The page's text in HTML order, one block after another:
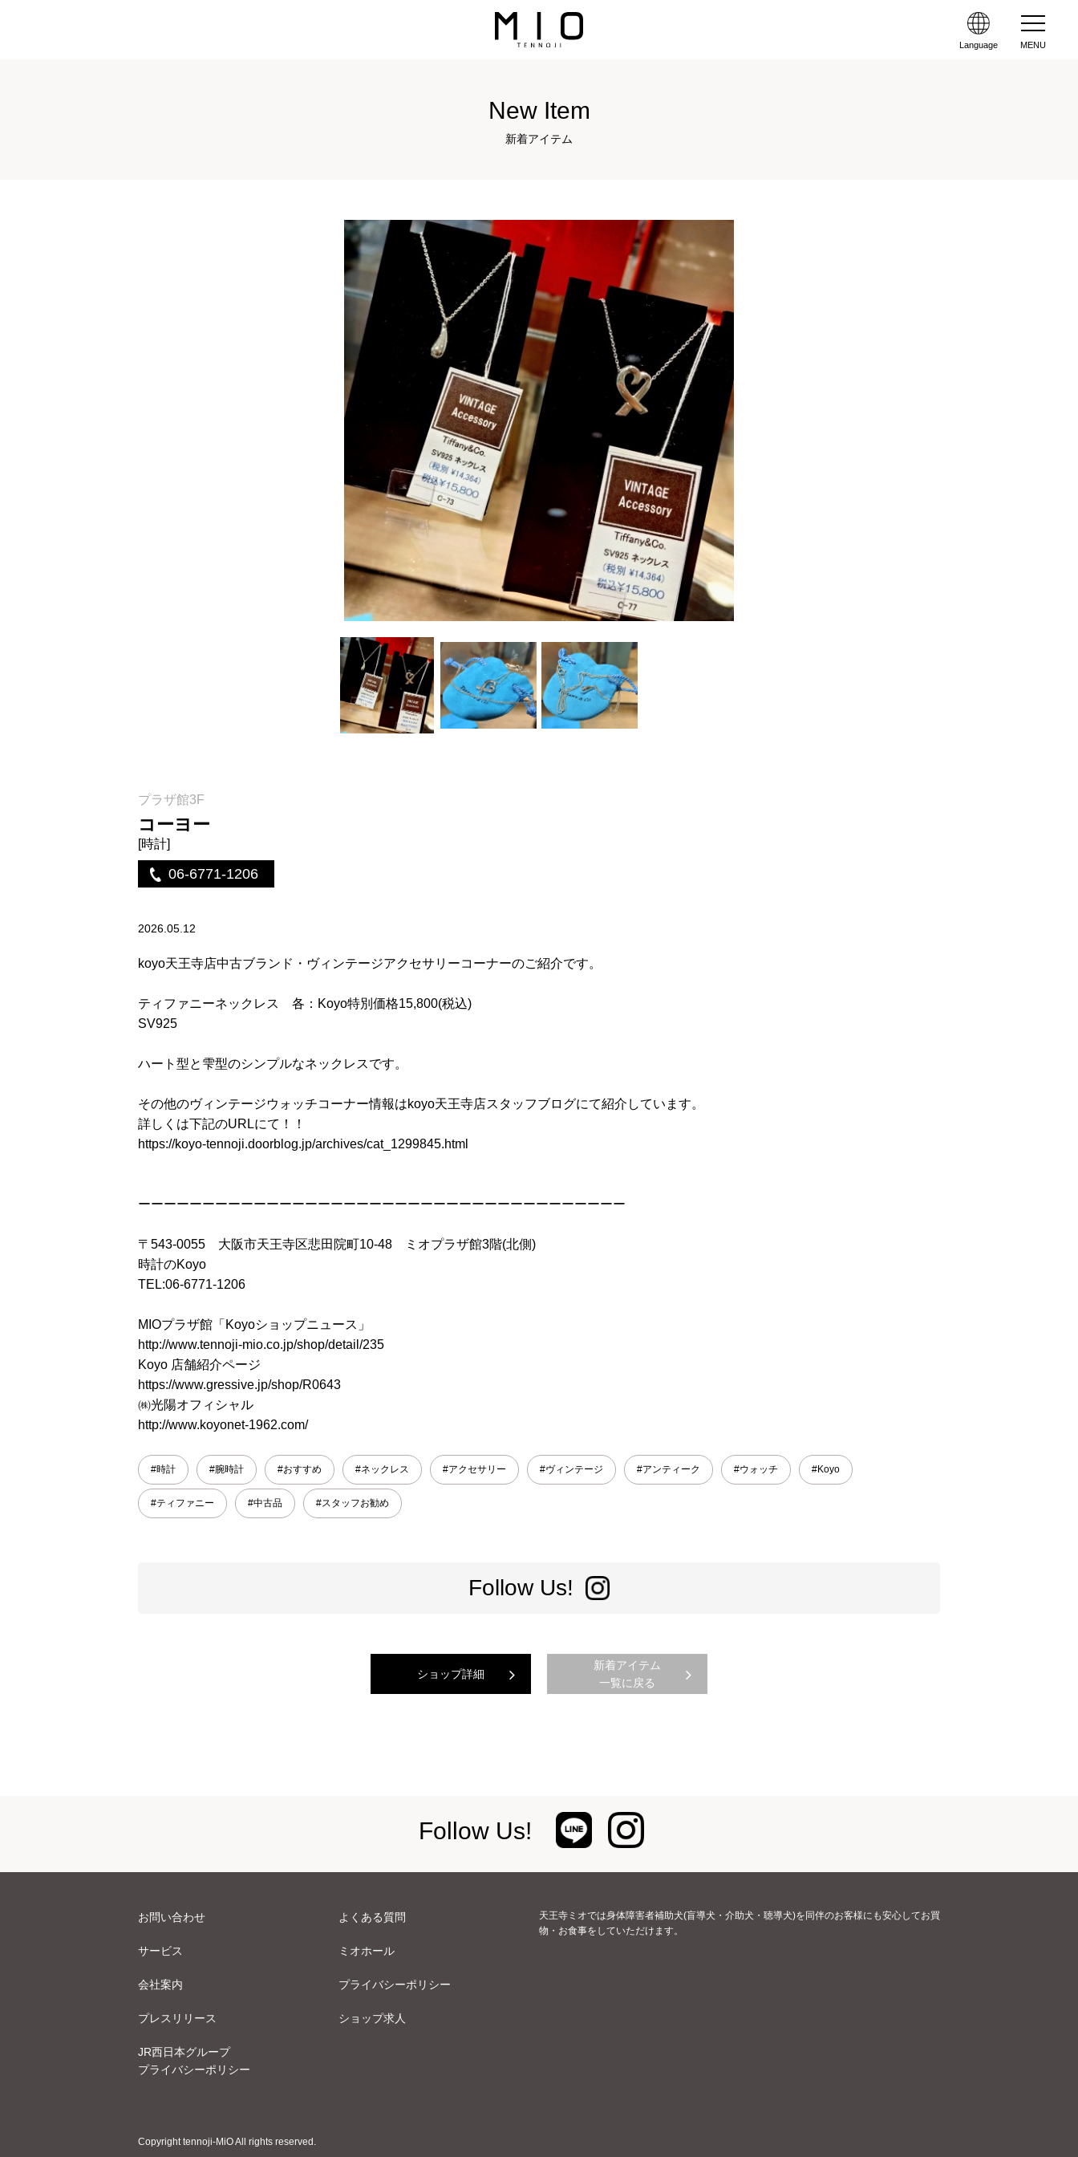
Language MENU
New Item
新着アイテム
プラザ館3F
コーヨー
[時計]
06-6771-1206
2026.05.12
koyo天王寺店中古ブランド・ヴィンテージアクセサリーコーナーのご紹介です。
ティファニーネックレス 各：Koyo特別価格15,800(税込)
SV925
ハート型と雫型のシンプルなネックレスです。
その他のヴィンテージウォッチコーナー情報はkoyo天王寺店スタッフブログにて紹介しています。
詳しくは下記のURLにて！！
https://koyo-tennoji.doorblog.jp/archives/cat_1299845.html
ーーーーーーーーーーーーーーーーーーーーーーーーーーーーーーーーーーーーーー
〒543-0055 大阪市天王寺区悲田院町10-48 ミオプラザ館3階(北側)
時計のKoyo
TEL:06-6771-1206
MIOプラザ館「Koyoショップニュース」
http://www.tennoji-mio.co.jp/shop/detail/235
Koyo 店舗紹介ページ
https://www.gressive.jp/shop/R0643
㈱光陽オフィシャル
http://www.koyonet-1962.com/
#時計 #腕時計 #おすすめ #ネックレス #アクセサリー #ヴィンテージ #アンティーク #ウォッチ #Koyo
#ティファニー #中古品 #スタッフお勧め
Follow Us!
ショップ詳細
新着アイテム
一覧に戻る
Follow Us!
お問い合わせ よくある質問
サービス ミオホール
会社案内 プライバシーポリシー
プレスリリース ショップ求人
JR西日本グループ
プライバシーポリシー
天王寺ミオでは身体障害者補助犬(盲導犬・介助犬・聴導犬)を同伴のお客様にも安心してお買
物・お食事をしていただけます。
Copyright tennoji-MiO All rights reserved.